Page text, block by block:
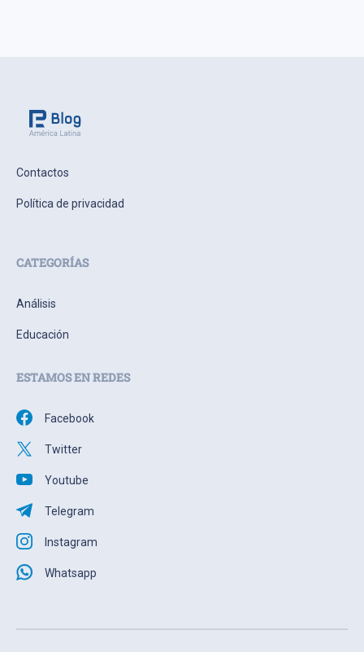
Contactos
Política de privacidad
CATEGORÍAS
Análisis
Educación
ESTAMOS EN REDES
Facebook
Twitter
Youtube
Telegram
Instagram
Whatsapp